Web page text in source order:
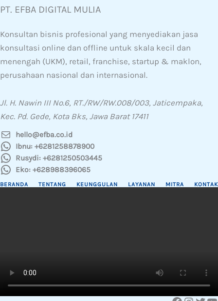
PT. EFBA DIGITAL MULIA
Konsultan bisnis profesional yang menyediakan jasa
konsultasi online dan offline untuk skala kecil dan
menengah (UKM), retail, franchise, startup & maklon,
perusahaan nasional dan internasional.
Jl. H. Nawin III No.6, RT./RW/RW.008/003, Jaticempaka,
Kec. Pd. Gede, Kota Bks, Jawa Barat 17411
hello@efba.co.id
Ibnu: +6281258878900
Rusydi: +6281250503445
Eko: +628988396065
BERANDA TENTANG KEUNGGULAN LAYANAN MITRA KONTAK